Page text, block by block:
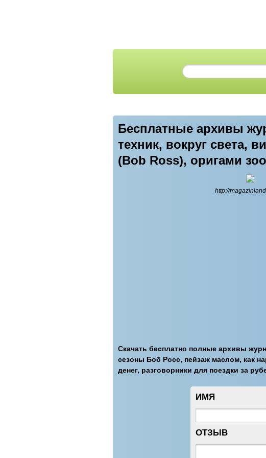
Бесплатные архивы
техник, вокруг света,
(Bob Ross), оригами
http://
Скачать бесплатно полные архивы
сезоны Боб Росс, пейзаж маслом, как
денег, разговорники для поездки за
ИМЯ
ОТЗЫВ